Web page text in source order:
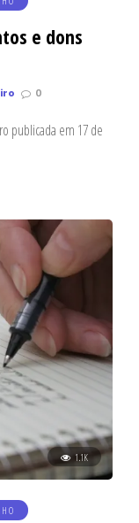
e dons
0
publicada em 17 de
1.1K